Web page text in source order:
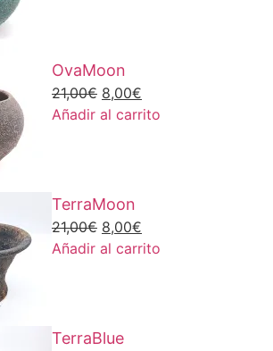
OvaMoon
21,00€ 8,00€
Añadir al carrito
TerraMoon
21,00€ 8,00€
Añadir al carrito
TerraBlue